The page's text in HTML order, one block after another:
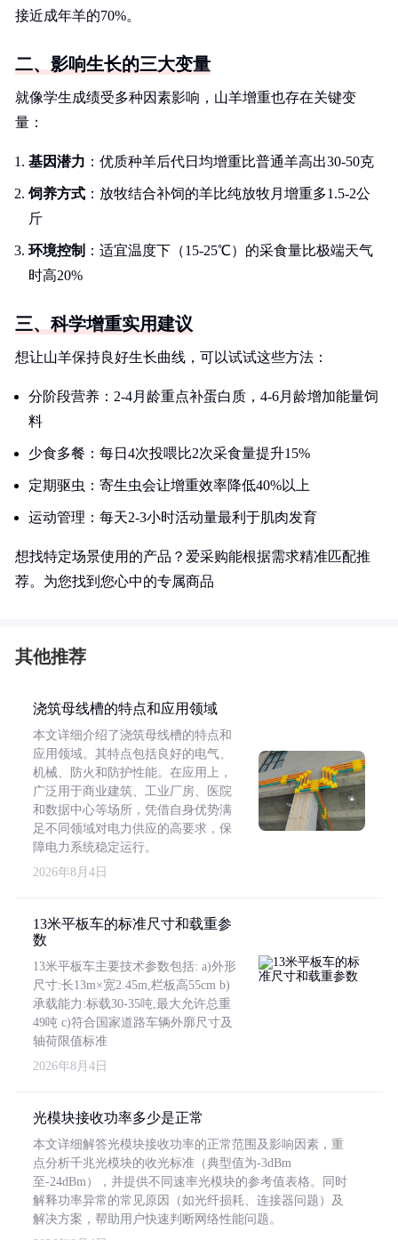
接近成年羊的70%。
二、影响生长的三大变量
就像学生成绩受多种因素影响，山羊增重也存在关键变
量：
基因潜力 ：优质种羊后代日均增重比普通羊高出30-50克
饲养方式 ：放牧结合补饲的羊比纯放牧月增重多1.5-2公
斤
环境控制 ：适宜温度下（15-25℃）的采食量比极端天气
时高20%
三、科学增重实用建议
想让山羊保持良好生长曲线，可以试试这些方法：
分阶段营养：2-4月龄重点补蛋白质，4-6月龄增加能量饲
料
少食多餐：每日4次投喂比2次采食量提升15%
定期驱虫：寄生虫会让增重效率降低40%以上
运动管理：每天2-3小时活动量最利于肌肉发育
想找特定场景使用的产品？爱采购能根据需求精准匹配推
荐。为您找到您心中的专属商品
其他推荐
浇筑母线槽的特点和应用领域
本文详细介绍了浇筑母线槽的特点和
应用领域。其特点包括良好的电气、
机械、防火和防护性能。在应用上，
广泛用于商业建筑、工业厂房、医院
和数据中心等场所，凭借自身优势满
足不同领域对电力供应的高要求，保
障电力系统稳定运行。
2026年8月4日
13米平板车的标准尺寸和载重参
数
13米平板车主要技术参数包括: a)外形
尺寸:长13m×宽2.45m,栏板高55cm b)
承载能力:标载30-35吨,最大允许总重
49吨 c)符合国家道路车辆外廓尺寸及
轴荷限值标准
2026年8月4日
光模块接收功率多少是正常
本文详细解答光模块接收功率的正常范围及影响因素，重
点分析千兆光模块的收光标准（典型值为-3dBm
至-24dBm），并提供不同速率光模块的参考值表格。同时
解释功率异常的常见原因（如光纤损耗、连接器问题）及
解决方案，帮助用户快速判断网络性能问题。